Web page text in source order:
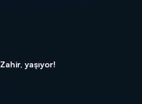
Zahir, yaşıyor!